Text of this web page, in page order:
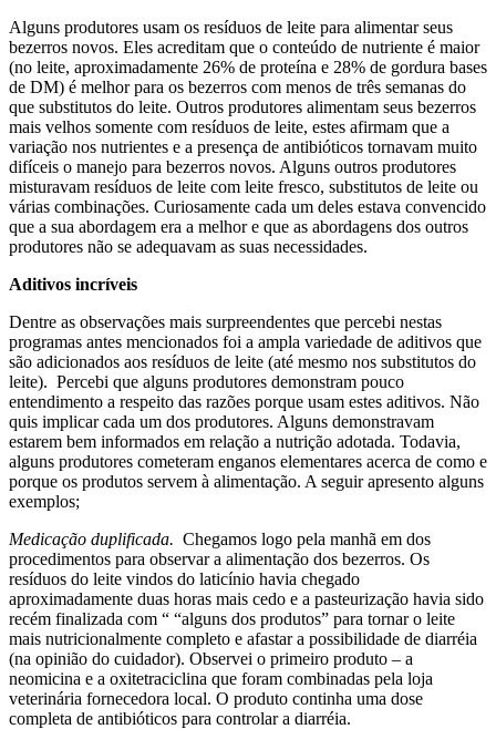
Alguns produtores usam os resíduos de leite para alimentar seus
bezerros novos. Eles acreditam que o conteúdo de nutriente é maior
(no leite, aproximadamente 26% de proteína e 28% de gordura bases
de DM) é melhor para os bezerros com menos de três semanas do
que substitutos do leite. Outros produtores alimentam seus bezerros
mais velhos somente com resíduos de leite, estes afirmam que a
variação nos nutrientes e a presença de antibióticos tornavam muito
difíceis o manejo para bezerros novos. Alguns outros produtores
misturavam resíduos de leite com leite fresco, substitutos de leite ou
várias combinações. Curiosamente cada um deles estava convencido
que a sua abordagem era a melhor e que as abordagens dos outros
produtores não se adequavam as suas necessidades.
Aditivos incríveis
Dentre as observações mais surpreendentes que percebi nestas
programas antes mencionados foi a ampla variedade de aditivos que
são adicionados aos resíduos de leite (até mesmo nos substitutos do
leite). Percebi que alguns produtores demonstram pouco
entendimento a respeito das razões porque usam estes aditivos. Não
quis implicar cada um dos produtores. Alguns demonstravam
estarem bem informados em relação a nutrição adotada. Todavia,
alguns produtores cometeram enganos elementares acerca de como e
porque os produtos servem à alimentação. A seguir apresento alguns
exemplos;
Medicação duplificada. Chegamos logo pela manhã em dos
procedimentos para observar a alimentação dos bezerros. Os
resíduos do leite vindos do laticínio havia chegado
aproximadamente duas horas mais cedo e a pasteurização havia sido
recém finalizada com “ “alguns dos produtos” para tornar o leite
mais nutricionalmente completo e afastar a possibilidade de diarréia
(na opinião do cuidador). Observei o primeiro produto – a
neomicina e a oxitetraciclina que foram combinadas pela loja
veterinária fornecedora local. O produto continha uma dose
completa de antibióticos para controlar a diarréia.